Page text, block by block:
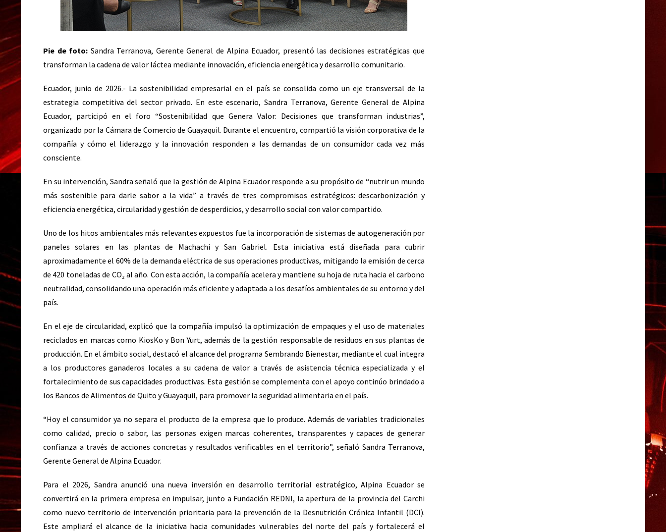
Pie de foto: Sandra Terranova, Gerente General de Alpina Ecuador, presentó las decisiones estratégicas que
transforman la cadena de valor láctea mediante innovación, eficiencia energética y desarrollo comunitario.
Ecuador, junio de 2026.- La sostenibilidad empresarial en el país se consolida como un eje transversal de la
estrategia competitiva del sector privado. En este escenario, Sandra Terranova, Gerente General de Alpina
Ecuador, participó en el foro “Sostenibilidad que Genera Valor: Decisiones que transforman industrias”,
organizado por la Cámara de Comercio de Guayaquil. Durante el encuentro, compartió la visión corporativa de la
compañía y cómo el liderazgo y la innovación responden a las demandas de un consumidor cada vez más
consciente.
En su intervención, Sandra señaló que la gestión de Alpina Ecuador responde a su propósito de “nutrir un mundo
más sostenible para darle sabor a la vida” a través de tres compromisos estratégicos: descarbonización y
eficiencia energética, circularidad y gestión de desperdicios, y desarrollo social con valor compartido.
Uno de los hitos ambientales más relevantes expuestos fue la incorporación de sistemas de autogeneración por
paneles solares en las plantas de Machachi y San Gabriel. Esta iniciativa está diseñada para cubrir
aproximadamente el 60% de la demanda eléctrica de sus operaciones productivas, mitigando la emisión de cerca
de 420 toneladas de CO₂ al año. Con esta acción, la compañía acelera y mantiene su hoja de ruta hacia el carbono
neutralidad, consolidando una operación más eficiente y adaptada a los desafíos ambientales de su entorno y del
país.
En el eje de circularidad, explicó que la compañía impulsó la optimización de empaques y el uso de materiales
reciclados en marcas como KiosKo y Bon Yurt, además de la gestión responsable de residuos en sus plantas de
producción. En el ámbito social, destacó el alcance del programa Sembrando Bienestar, mediante el cual integra
a los productores ganaderos locales a su cadena de valor a través de asistencia técnica especializada y el
fortalecimiento de sus capacidades productivas. Esta gestión se complementa con el apoyo continúo brindado a
los Bancos de Alimentos de Quito y Guayaquil, para promover la seguridad alimentaria en el país.
“Hoy el consumidor ya no separa el producto de la empresa que lo produce. Además de variables tradicionales
como calidad, precio o sabor, las personas exigen marcas coherentes, transparentes y capaces de generar
confianza a través de acciones concretas y resultados verificables en el territorio”, señaló Sandra Terranova,
Gerente General de Alpina Ecuador.
Para el 2026, Sandra anunció una nueva inversión en desarrollo territorial estratégico, Alpina Ecuador se
convertirá en la primera empresa en impulsar, junto a Fundación REDNI, la apertura de la provincia del Carchi
como nuevo territorio de intervención prioritaria para la prevención de la Desnutrición Crónica Infantil (DCI).
Este ampliará el alcance de la iniciativa hacia comunidades vulnerables del norte del país y fortalecerá el